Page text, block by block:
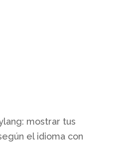
mostrar tus
el idioma con